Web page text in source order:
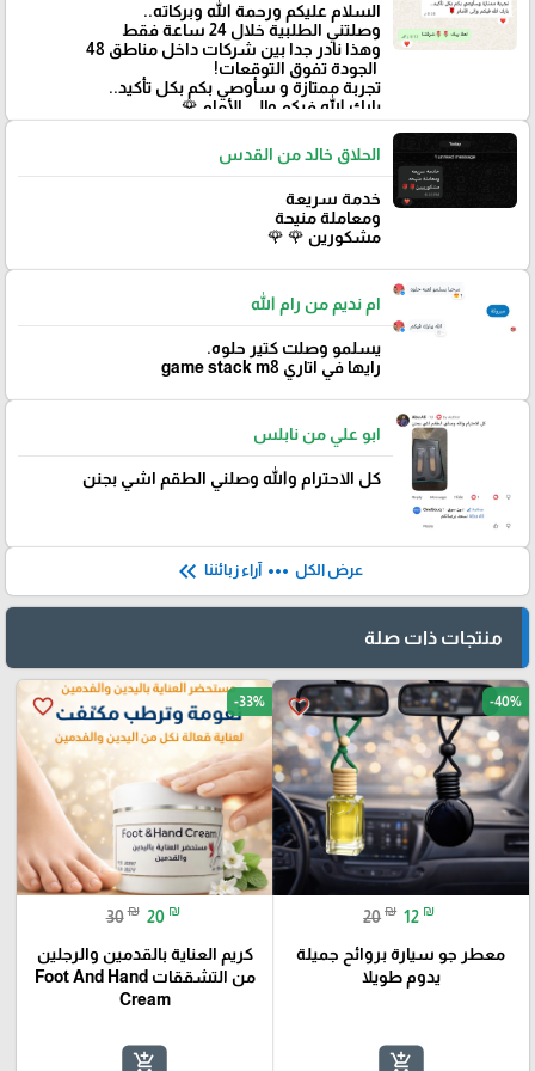
‏السلام عليكم ورحمة الله وبركاته..
وصلتني الطلبية خلال 24 ساعة فقط
‏وهذا نادر جدا بين شركات داخل مناطق 48
‏ الجودة تفوق التوقعات!
تجربة ممتازة و سأوصي بكم بكل تأكيد..
‏بارك الله فيكم وإلى الأمام 🌹
الحلاق خالد من القدس
خدمة سريعة
ومعاملة منيحة
مشكورين 🌹 🌹
ام نديم من رام الله
يسلمو وصلت كتير حلوه.
رايها في اتاري game stack m8
ابو علي من نابلس
كل الاحترام والله وصلني الطقم اشي بجنن
عرض الكل more_horiz آراء زبائننا keyboard_double_arrow_left
منتجات ذات صلة
favorite_border -40%
20 ₪ 12 ₪
معطر جو سيارة بروائح جميلة
يدوم طويلا
add_shopping_cart
favorite_border -33%
30 ₪ 20 ₪
كريم العناية بالقدمين والرجلين
من التشققات Foot And Hand
Cream
add_shopping_cart